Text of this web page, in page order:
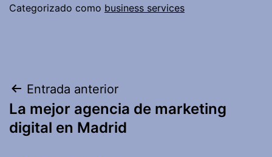
Categorizado como business services
Navegación
de
Entrada anterior
La mejor agencia de marketing
digital en Madrid